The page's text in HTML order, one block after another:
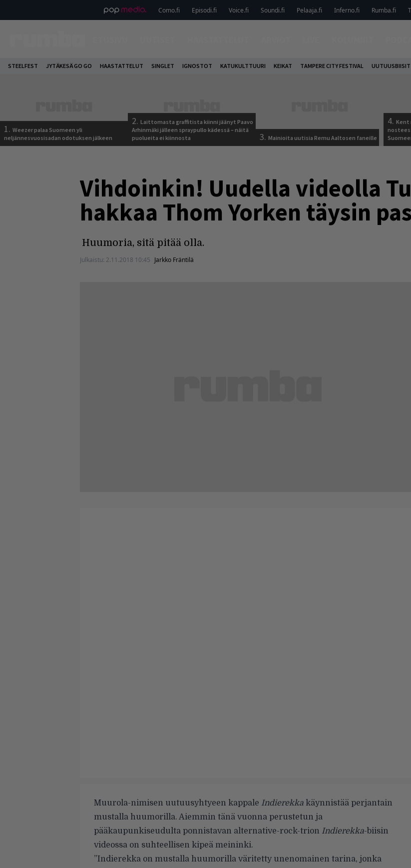
Como.fi Episodi.fi Voice.fi Soundi.fi Pelaaja.fi Inferno.fi Rumba.fi
STEELFEST JYTÄKESÄ GO GO HAASTATTELUT SINGLET IGNOSTOT KATUKULTTUURI KEIKAT TAMPERE CITY FESTIVAL UUTUUSBIISIT
1. Weezer palaa Suomeen yli
neljännesvuosisadan odotuksen jälkeen
2. Laittomasta graffitista kiinni jäänyt Paavo
Arhinmäki jälleen spraypullo kädessä – näitä
puolueita ei kiinnosta
3. Mainioita uutisia Remu Aaltosen faneille
4. Kent
Vihdoinkin! Uudella videolla
hakkaa Thom Yorken täysin
Huumoria, sitä pitää olla.
Julkaistu: 2.11.2018 10:45 Jarkko Fräntilä
Muurola-nimisen uutuusyhtyeen kappale Indierekka käynnistää perjantain
mustalla huumorilla. Aiemmin tänä vuonna perustetun ja
pääkaupunkiseudulta ponnistavan alternative-rock-trion Indierekka-biisin
videossa on suhteellisen kipeä meininki.
”Indierekka on mustalla huumorilla väritetty unenomainen tarina, jonka